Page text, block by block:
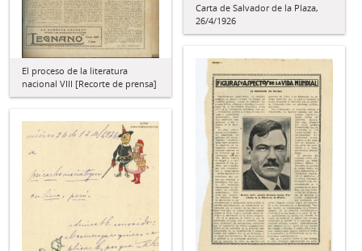
Carta de Salvador de la Plaza,
26/4/1926
El proceso de la literatura
nacional VIII [Recorte de prensa]